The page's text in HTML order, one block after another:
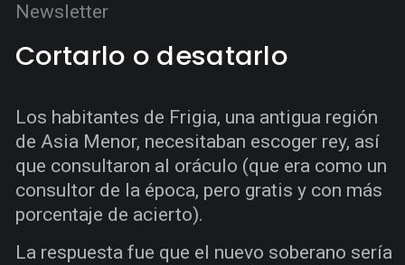
Newsletter
Cortarlo o desatarlo
Los habitantes de Frigia, una antigua región
de Asia Menor, necesitaban escoger rey, así
que consultaron al oráculo (que era como un
consultor de la época, pero gratis y con más
porcentaje de acierto).
La respuesta fue que el nuevo soberano sería